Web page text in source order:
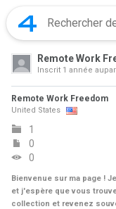
Remote Work
Inscrit 1 année
Remote Work Freedom
United States
1
0
0
Bienvenue sur ma page !
et j'espère que vous
collection et revenez